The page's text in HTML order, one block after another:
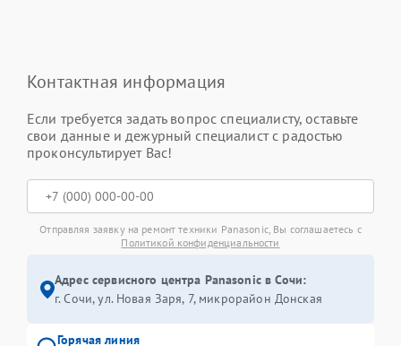
Контактная информация
Если требуется задать вопрос специалисту, оставьте
свои данные и дежурный специалист с радостью
проконсультирует Вас!
Отправляя заявку на ремонт техники Panasonic, Вы соглашаетесь с
Политикой конфиденциальности
Адрес сервисного центра Panasonic в Сочи:
г. Сочи, ул. Новая Заря, 7, микрорайон Донская
Горячая линия